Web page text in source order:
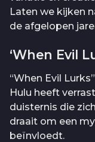
Laten we kijken
de afgelopen
‘When Evil
“When Evil
Hulu heeft
duisternis die
draait om een
beïnvloedt.